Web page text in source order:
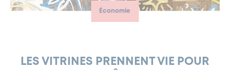
DÉVELOPPEMENT DURABLE
Économie
LES VITRINES PRENNENT VIE POUR